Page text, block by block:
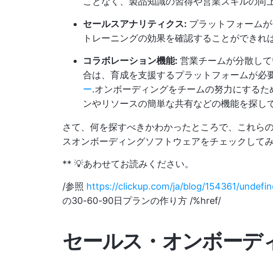
セールスアナリティクス: プラットフォーム
トレーニングの効果を確認することができれ
コラボレーション機能: 営業チームが分散し
合は、育成を支援するプラットフォームが必
ー.オンボーディングをチームの努力にする
ンやリソースの簡単な共有などの機能を探し
さて、何を探すべきかわかったところで、これら
スオンボーディングソフトウェアをチェックしてみ
** 💡あわせてお読みください。
/参照 https://clickup.com/ja/blog/154361/
の30-60-90日プランの作り方 /%href/
セールス・オンボーデ